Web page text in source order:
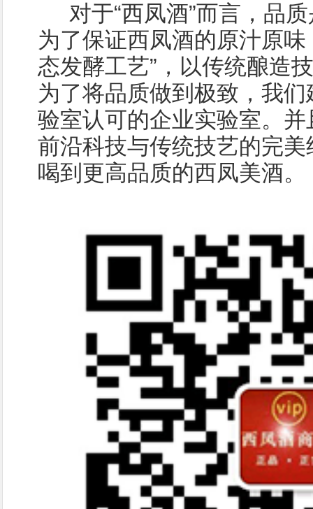
对于“西凤酒”而言，品
为了保证西凤酒的原汁原味
态发酵工艺”，以传统酿造
为了将品质做到极致，我
验室认可的企业实验室。并
前沿科技与传统技艺的完
喝到更高品质的西凤美酒。